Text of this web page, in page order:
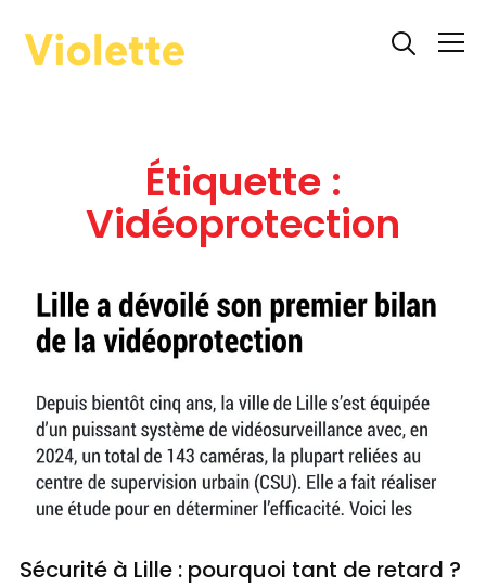
Info
Étiquette :
Vidéoprotection
Sécurité à Lille : pourquoi tant de retard ?